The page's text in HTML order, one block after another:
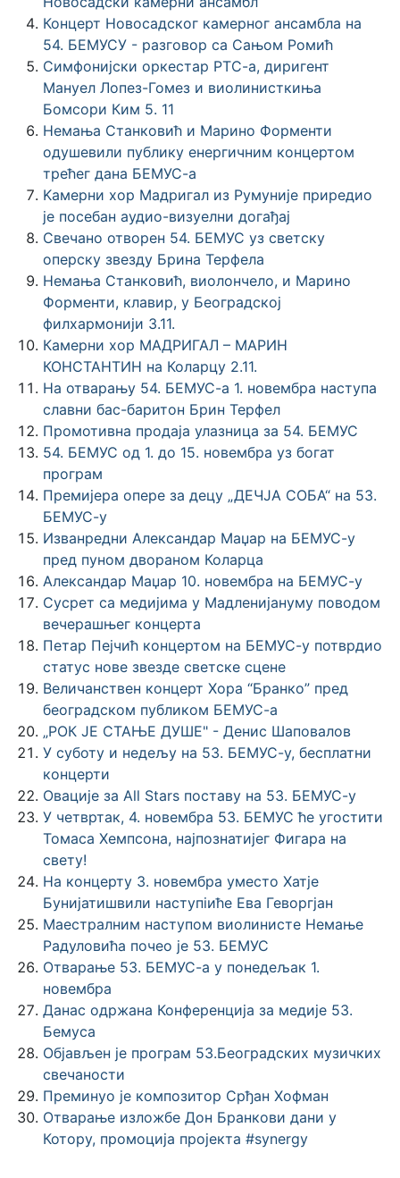
Концерт Новосадског камерног ансамбла на
54. БЕМУСУ - разговор са Сањом Ромић
Симфонијски оркестар РТС-а, диригент
Мануел Лопез-Гомез и виолинисткиња
Бомсори Ким 5. 11
Немања Станковић и Марино Форменти
одушевили публику енергичним концертом
трећег дана БЕМУС-а
Kaмерни хор Мадригал из Румуније приредио
је посебан аудио-визуелни догађај
Свечано отворен 54. БЕМУС уз светску
оперску звезду Брина Терфела
Немања Станковић, виолончело, и Марино
Форменти, клавир, у Београдској
филхармонији 3.11.
Камерни хор МАДРИГАЛ – МАРИН
КОНСТАНТИН на Коларцу 2.11.
На отварању 54. БЕМУС-а 1. новембра наступа
славни бас-баритон Брин Терфел
Промотивна продаја улазница за 54. БЕМУС
54. БЕМУС од 1. до 15. новембра уз богат
програм
Премијера опере за децу „ДЕЧЈА СОБА“ на 53.
БЕМУС-у
Изванредни Александар Маџар на БЕМУС-у
пред пуном двораном Коларца
Александар Маџар 10. новембра на БЕМУС-у
Сусрет са медијима у Мадленијануму поводом
вечерашњег концерта
Петар Пејчић концертом на БЕМУС-у потврдио
статус нове звезде светске сцене
Величанствен концерт Хора “Бранко” пред
београдском публиком БЕМУС-а
„РОК ЈЕ СТАЊЕ ДУШЕ" - Денис Шаповалов
У суботу и недељу на 53. БЕМУС-у, бесплатни
концерти
Овације за All Stars поставу на 53. БЕМУС-у
У четвртак, 4. новембра 53. БЕМУС ће угостити
Томаса Хемпсона, најпознатијег Фигара на
свету!
На концерту 3. новембра уместо Хатје
Бунијатишвили наступiиће Ева Геворгјан
Маестралним наступом виолинисте Немање
Радуловића почео је 53. БЕМУС
Отварање 53. БЕМУС-а у понедељак 1.
новембра
Данас одржана Конференција за медије 53.
Бемуса
Објављен је програм 53.Београдских музичких
свечаности
Преминуо је композитор Срђан Хофман
Отварање изложбе Дон Бранкови дани у
Котору, промоција пројекта #synergy